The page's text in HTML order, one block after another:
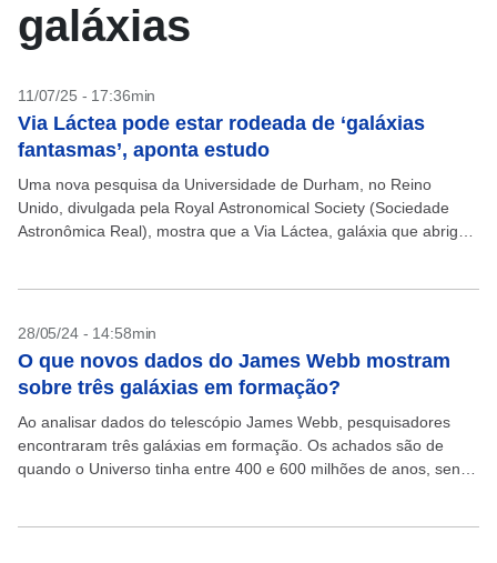
galáxias
11/07/25 - 17:36min
Via Láctea pode estar rodeada de ‘galáxias
fantasmas’, aponta estudo
Uma nova pesquisa da Universidade de Durham, no Reino
Unido, divulgada pela Royal Astronomical Society (Sociedade
Astronômica Real), mostra que a Via Láctea, galáxia que abriga
28/05/24 - 14:58min
O que novos dados do James Webb mostram
sobre três galáxias em formação?
Ao analisar dados do telescópio James Webb, pesquisadores
encontraram três galáxias em formação. Os achados são de
quando o Universo tinha entre 400 e 600 milhões de anos, sendo